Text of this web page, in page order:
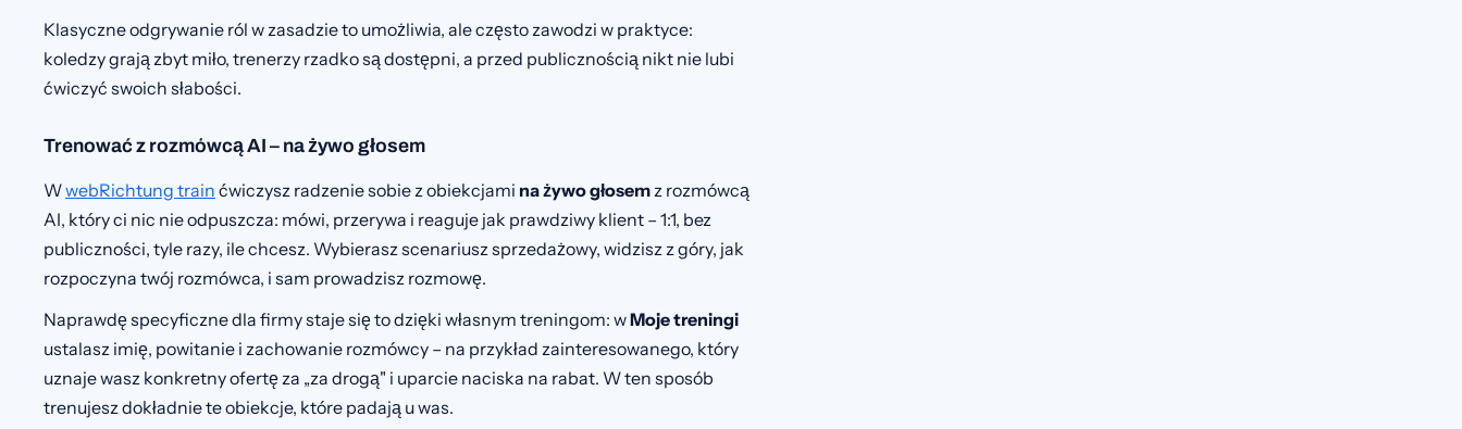
Klasyczne odgrywanie ról w zasadzie to umożliwia, ale często zawodzi w praktyce:
koledzy grają zbyt miło, trenerzy rzadko są dostępni, a przed publicznością nikt nie lubi
ćwiczyć swoich słabości.
Trenować z rozmówcą AI – na żywo głosem
WwebRichtung train ćwiczysz radzenie sobie z obiekcjami na żywo głosem z rozmówcą
AI, który ci nic nie odpuszcza: mówi, przerywa i reaguje jak prawdziwy klient – 1:1, bez
publiczności, tyle razy, ile chcesz. Wybierasz scenariusz sprzedażowy, widzisz z góry, jak
rozpoczyna twój rozmówca, i sam prowadzisz rozmowę.
Naprawdę specyficzne dla firmy staje się to dzięki własnym treningom: wMoje treningi
ustalasz imię, powitanie i zachowanie rozmówcy – na przykład zainteresowanego, który
uznaje wasz konkretny ofertę za „za drogą" i uparcie naciska na rabat. W ten sposób
trenujesz dokładnie te obiekcje, które padają u was.